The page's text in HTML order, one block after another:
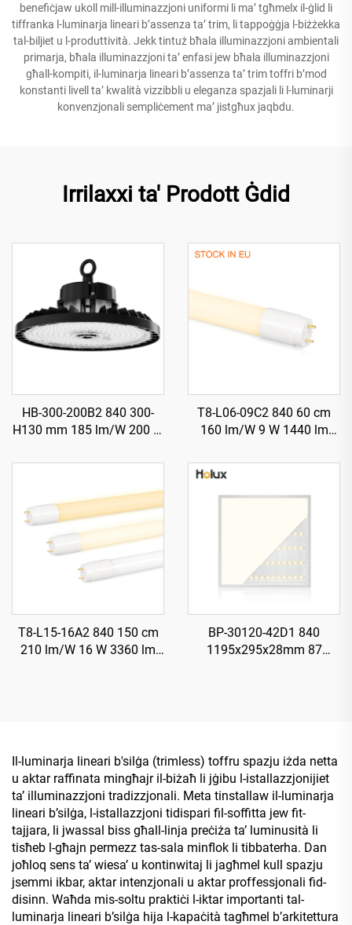
benefiċjaw ukoll mill-illuminazzjoni uniformi li ma’ tgħmelx il-ġlid li
tiffranka l-luminarja lineari b’assenza ta’ trim, li tappoġġja l-biżżekka
tal-biljiet u l-produttività. Jekk tintuż bħala illuminazzjoni ambientali
primarja, bħala illuminazzjoni ta’ enfasi jew bħala illuminazzjoni
għall-kompiti, il-luminarja lineari b’assenza ta’ trim toffri b’mod
konstanti livell ta’ kwalità vizzibbli u eleganza spazjali li l-luminarji
konvenzjonali sempliċement ma’ jistgħux jaqbdu.
Irrilaxxi ta' Prodott Ġdid
HB-300-200B2 840 300-
H130 mm 185 lm/W 200 W
Għoli Ħajji (UFO) għall-
T8-L06-09C2 840 60 cm
160 lm/W 9 W 1440 lm
T8-L15-16A2 840 150 cm
210 lm/W 16 W 3360 lm
BP-30120-42D1 840
1195x295x28mm 87
Il-luminarja lineari b'silġa (trimless) toffru spazju iżda netta
u aktar raffinata mingħajr il-biżaħ li jġibu l-istallazzjonijiet
ta’ illuminazzjoni tradizzjonali. Meta tinstallaw il-luminarja
lineari b’silġa, l-istallazzjoni tidispari fil-soffitta jew fit-
tajjara, li jwassal biss għall-linja preċiża ta’ luminusità li
tisħeb l-għajn permezz tas-sala minflok li tibbaterha. Dan
joħloq sens ta’ wiesa’ u kontinwitaj li jagħmel kull spazju
jsemmi ikbar, aktar intenzjonali u aktar proffessjonali fid-
disinn. Waħda mis-soltu praktiċi l-iktar importanti tal-
luminarja lineari b’silġa hija l-kapaċità tagħmel b’arkitettura